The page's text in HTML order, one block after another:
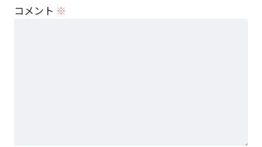
コメント ※